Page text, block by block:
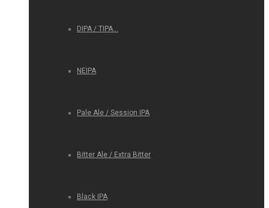
DIPA / TIPA…
NEIPA
Pale Ale / Session IPA
Bitter Ale / Extra Bitter
Black IPA